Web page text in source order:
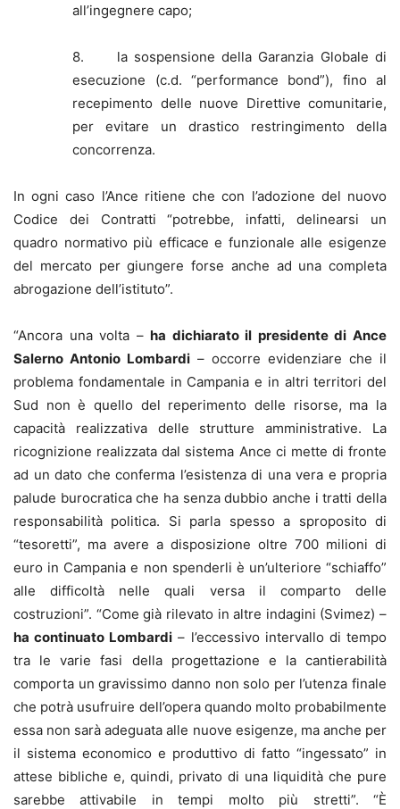
all’ingegnere capo;
8. la sospensione della Garanzia Globale di
esecuzione (c.d. “performance bond”), fino al
recepimento delle nuove Direttive comunitarie,
per evitare un drastico restringimento della
concorrenza.
In ogni caso l’Ance ritiene che con l’adozione del nuovo
Codice dei Contratti “potrebbe, infatti, delinearsi un
quadro normativo più efficace e funzionale alle esigenze
del mercato per giungere forse anche ad una completa
abrogazione dell’istituto”.
“Ancora una volta –ha dichiarato il presidente di Ance
Salerno Antonio Lombardi – occorre evidenziare che il
problema fondamentale in Campania e in altri territori del
Sud non è quello del reperimento delle risorse, ma la
capacità realizzativa delle strutture amministrative. La
ricognizione realizzata dal sistema Ance ci mette di fronte
ad un dato che conferma l’esistenza di una vera e propria
palude burocratica che ha senza dubbio anche i tratti della
responsabilità politica. Si parla spesso a sproposito di
“tesoretti”, ma avere a disposizione oltre 700 milioni di
euro in Campania e non spenderli è un’ulteriore “schiaffo”
alle difficoltà nelle quali versa il comparto delle
costruzioni”. “Come già rilevato in altre indagini (Svimez) –
ha continuato Lombardi – l’eccessivo intervallo di tempo
tra le varie fasi della progettazione e la cantierabilità
comporta un gravissimo danno non solo per l’utenza finale
che potrà usufruire dell’opera quando molto probabilmente
essa non sarà adeguata alle nuove esigenze, ma anche per
il sistema economico e produttivo di fatto “ingessato” in
attese bibliche e, quindi, privato di una liquidità che pure
sarebbe attivabile in tempi molto più stretti”. “È